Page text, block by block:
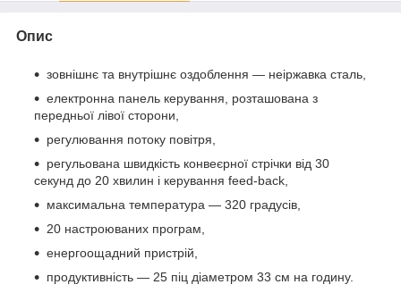
Опис
зовнішнє та внутрішнє оздоблення — неіржавка сталь,
електронна панель керування, розташована з
передньої лівої сторони,
регулювання потоку повітря,
регульована швидкість конвеєрної стрічки від 30
секунд до 20 хвилин і керування feed-back,
максимальна температура — 320 градусів,
20 настроюваних програм,
енергоощадний пристрій,
продуктивність — 25 піц діаметром 33 см на годину.